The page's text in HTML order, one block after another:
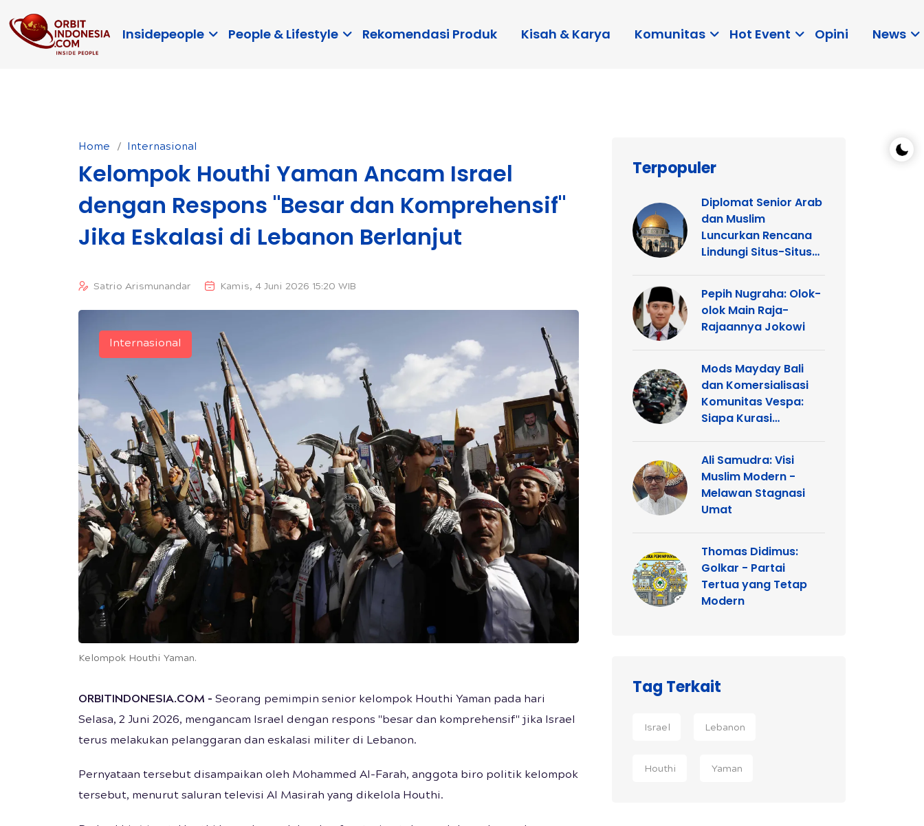
Insidepeople People & Lifestyle Rekomendasi Produk Kisah & Karya Komunitas Hot Event Opini News
Home Internasional
Kelompok Houthi Yaman Ancam Israel
dengan Respons "Besar dan Komprehensif"
Jika Eskalasi di Lebanon Berlanjut
Satrio Arismunandar Kamis, 4 Juni 2026 15:20 WIB
Kelompok Houthi Yaman.
Internasional
ORBITINDONESIA.COM - Seorang pemimpin senior kelompok Houthi Yaman pada hari
Selasa, 2 Juni 2026, mengancam Israel dengan respons "besar dan komprehensif" jika Israel
terus melakukan pelanggaran dan eskalasi militer di Lebanon.
Pernyataan tersebut disampaikan oleh Mohammed Al-Farah, anggota biro politik kelompok
tersebut, menurut saluran televisi Al Masirah yang dikelola Houthi.
Terpopuler
Diplomat Senior Arab
dan Muslim
Luncurkan Rencana
Lindungi Situs-Situs
dan Kristen di
Yerusalem
Pepih Nugraha: Olok-
olok Main Raja-
Rajaannya Jokowi
Mods Mayday Bali
dan Komersialisasi
Komunitas Vespa:
Siapa Kurasi
Ali Samudra: Visi
Muslim Modern -
Melawan Stagnasi
Umat
Thomas Didimus:
Golkar - Partai
Tertua yang Tetap
Modern
Tag Terkait
Israel Lebanon
Houthi Yaman